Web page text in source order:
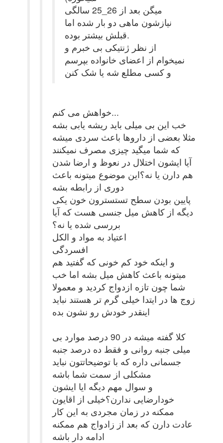
میگن بعد از 26_25 سالگی
نیازشون ماهی دو بار شده اما
قبلش بیشتر بوده.
از نظر ژنتیکی بی خبرم و
نمیخوام از اعضای خانواده بپرسم
و کسی مطلع شه یا شک کنن
خواهش می کنم...
خب این بی میلی باید ریشه یابی بشه
مثلا بعضی از داروها باعث سردی میشه
که شما میگید چیزی مصرف نمیکنند
آیا ایشون اختلال در نعوظ و ارضا شدن
هم دارن یا نه؟این موضوع میتونه باعث
دوری از رابطه بشه
پایین بودن سطح تستسترون خون یکی
دیگه از کاهش میل جنسی هست که آیا
بررسی شده یا نه؟
اعتیاد به مواد و الکل
افسردگی
و اینکه خود کم خونی که گفتید هم
میتونه باعث کاهش میل بشه اما خب
شما چون تازه ازدواج کردید و معمولا
زوج ها در ایتدا خیلی گرم تر هستند نباید
اینقدر خودش رو نشون بده
کلا گفته میشه در 90 درصد موارد بی
میلی جنبه روانی و فقط ده درصد جنبه
جسمانی داره که با توضیحاتتون نباید
مشکلی از سمت شما باشه
و سوال مهم دیگه ایا ایشون
خودارضایی ندارن؟خیلی از اقایون
ممکنه در زمان مجردی به این کار
عادت دارن که بعد از زادواج هم ممکنه
ادامه دار باشه